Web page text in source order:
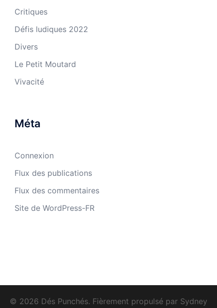
Critiques
Défis ludiques 2022
Divers
Le Petit Moutard
Vivacité
Méta
Connexion
Flux des publications
Flux des commentaires
Site de WordPress-FR
© 2026 Dés Punchés. Fièrement propulsé par Sydney